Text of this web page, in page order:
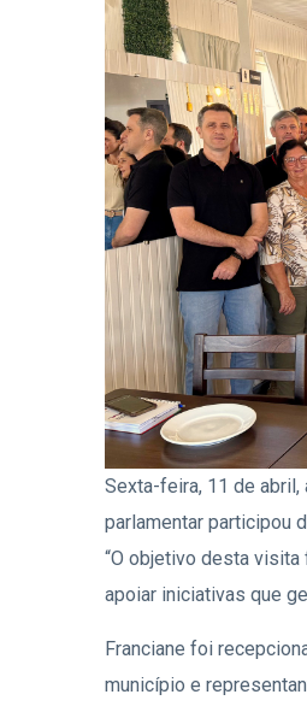
Sexta-feira, 11 de abril,
parlamentar participou
“O objetivo desta
apoiar iniciativas que
Franciane foi
município e